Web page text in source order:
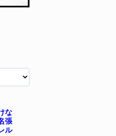
な
張
ル